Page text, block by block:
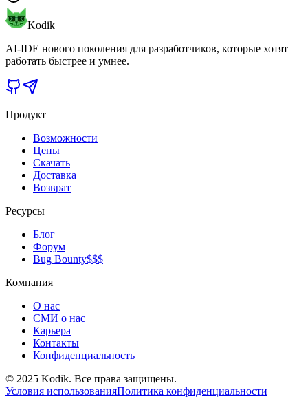
Kodik
AI-IDE нового поколения для разработчиков, которые хотят
работать быстрее и умнее.
Продукт
Возможности
Цены
Скачать
Доставка
Возврат
Ресурсы
Блог
Форум
Bug Bounty$$$
Компания
О нас
СМИ о нас
Карьера
Контакты
Конфиденциальность
© 2025 Kodik. Все права защищены.
Условия использованияПолитика конфиденциальности